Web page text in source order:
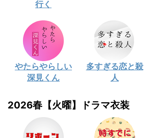
行く
やたらやらしい
深見くん
多すぎる恋と殺
人
2026春【火曜】ドラマ衣装